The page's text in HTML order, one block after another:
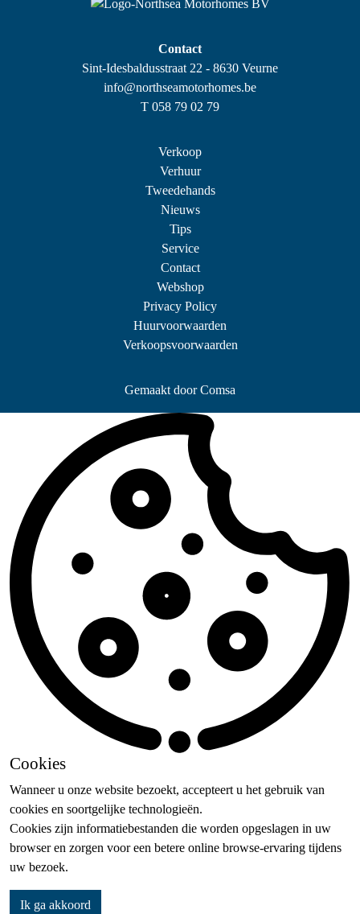
Contact
Sint-Idesbaldusstraat 22 - 8630 Veurne
info@northseamotorhomes.be
T 058 79 02 79
Verkoop
Verhuur
Tweedehands
Nieuws
Tips
Service
Contact
Webshop
Privacy Policy
Huurvoorwaarden
Verkoopsvoorwaarden
Gemaakt doorComsa
Cookies
Wanneer u onze website bezoekt, accepteert u het gebruik van
cookies en soortgelijke technologieën.
Cookies zijn informatiebestanden die worden opgeslagen in uw
browser en zorgen voor een betere online browse-ervaring tijdens
uw bezoek.
Ik ga akkoord